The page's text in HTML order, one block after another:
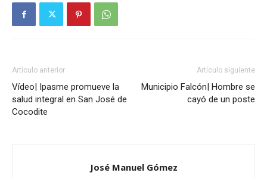
Artículo anterior
Vídeo| Ipasme promueve la
salud integral en San José de
Cocodite
Artículo siguiente
Municipio Falcón| Hombre se
cayó de un poste
José Manuel Gómez